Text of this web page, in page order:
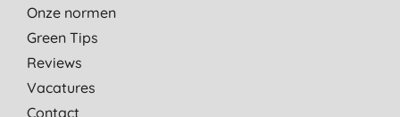
Onze normen
Green Tips
Reviews
Vacatures
Contact